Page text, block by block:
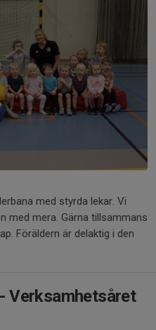
med styrda lekar. Vi
med mera. Gärna tillsammans
Föräldern är delaktig i den
Verksamhetsåret